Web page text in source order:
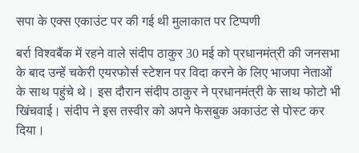
सपा के एक्स एकाउंट पर की गई थी मुलाकात पर टिप्पणी
बर्रा विश्वबैंक में रहने वाले संदीप ठाकुर 30 मई को प्रधानमंत्री की जनसभा
के बाद उन्हें चकेरी एयरफोर्स स्टेशन पर विदा करने के लिए भाजपा नेताओं
के साथ पहुंचे थे। इस दौरान संदीप ठाकुर ने प्रधानमंत्री के साथ फोटो भी
खिंचवाई। संदीप ने इस तस्वीर को अपने फेसबुक अकाउंट से पोस्ट कर
दिया।